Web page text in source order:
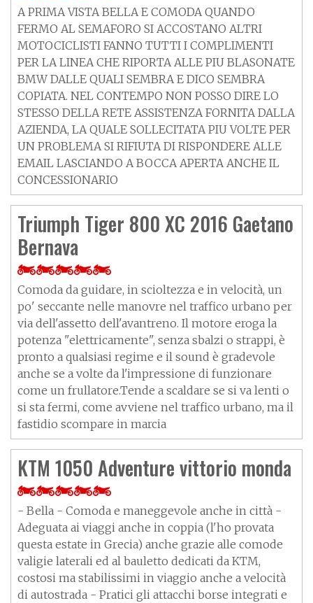
A PRIMA VISTA BELLA E COMODA QUANDO
FERMO AL SEMAFORO SI ACCOSTANO ALTRI
MOTOCICLISTI FANNO TUTTI I COMPLIMENTI
PER LA LINEA CHE RIPORTA ALLE PIU BLASONATE
BMW DALLE QUALI SEMBRA E DICO SEMBRA
COPIATA. NEL CONTEMPO NON POSSO DIRE LO
STESSO DELLA RETE ASSISTENZA FORNITA DALLA
AZIENDA, LA QUALE SOLLECITATA PIU VOLTE PER
UN PROBLEMA SI RIFIUTA DI RISPONDERE ALLE
EMAIL LASCIANDO A BOCCA APERTA ANCHE IL
CONCESSIONARIO
Triumph Tiger 800 XC 2016 Gaetano
Bernava
Comoda da guidare, in scioltezza e in velocità, un
po' seccante nelle manovre nel traffico urbano per
via dell'assetto dell'avantreno. Il motore eroga la
potenza "elettricamente", senza sbalzi o strappi, è
pronto a qualsiasi regime e il sound è gradevole
anche se a volte da l'impressione di funzionare
come un frullatore.Tende a scaldare se si va lenti o
si sta fermi, come avviene nel traffico urbano, ma il
fastidio scompare in marcia
KTM 1050 Adventure vittorio monda
- Bella - Comoda e maneggevole anche in città -
Adeguata ai viaggi anche in coppia (l'ho provata
questa estate in Grecia) anche grazie alle comode
valigie laterali ed al bauletto dedicati da KTM,
costosi ma stabilissimi in viaggio anche a velocità
di autostrada - Pratici gli attacchi borse integrati e